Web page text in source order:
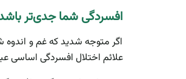
افسردگی شما جدی‌تر
اگر متوجه شدید که غم و
علائم اختلال افسردگی اساسی